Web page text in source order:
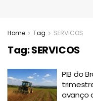
Home Tag SERVICOS
Tag:SERVICOS
PIB do
avanço